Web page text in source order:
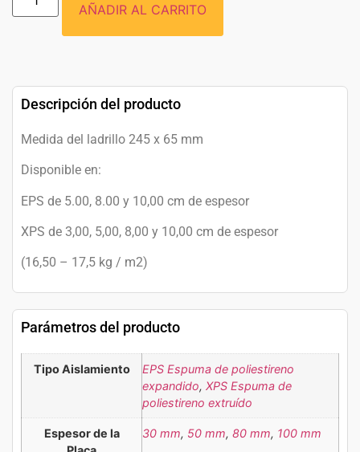
AÑADIR AL CARRITO
Descripción del producto
Medida del ladrillo 245 x 65 mm
Disponible en:
EPS de 5.00, 8.00 y 10,00 cm de espesor
XPS de 3,00, 5,00, 8,00 y 10,00 cm de espesor
(16,50 – 17,5 kg / m2)
Parámetros del producto
Tipo Aislamiento
EPS Espuma de poliestireno
expandido, XPS Espuma de
poliestireno extruído
Espesor de la
30 mm, 50 mm, 80 mm, 100 mm